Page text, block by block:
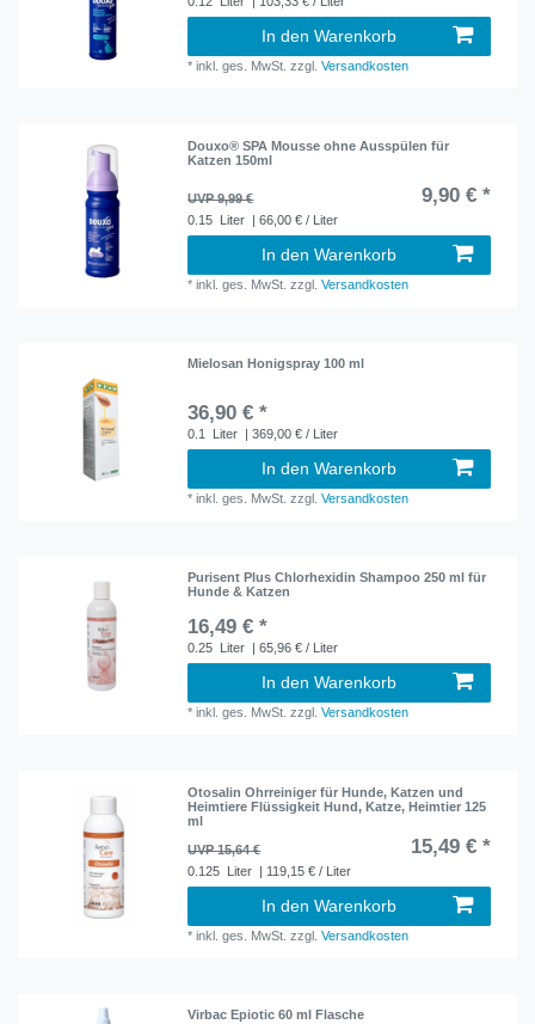
In den Warenkorb
*inkl. ges. MwSt. zzgl.Versandkosten
Douxo® SPA Mousse ohne Ausspülen für
Katzen 150ml
UVP 9,99 € 9,90 € *
0.15 Liter | 66,00 € / Liter
In den Warenkorb
*inkl. ges. MwSt. zzgl.Versandkosten
Mielosan Honigspray 100 ml
36,90 € *
0.1 Liter | 369,00 € / Liter
In den Warenkorb
*inkl. ges. MwSt. zzgl.Versandkosten
Purisent Plus Chlorhexidin Shampoo 250 ml für
Hunde & Katzen
16,49 € *
0.25 Liter | 65,96 € / Liter
In den Warenkorb
*inkl. ges. MwSt. zzgl.Versandkosten
Otosalin Ohrreiniger für Hunde, Katzen und
Heimtiere Flüssigkeit Hund, Katze, Heimtier 125
ml
UVP 15,64 €
15,49 € *
0.125 Liter | 119,15 € / Liter
In den Warenkorb
*inkl. ges. MwSt. zzgl.Versandkosten
Virbac Epiotic 60 ml Flasche